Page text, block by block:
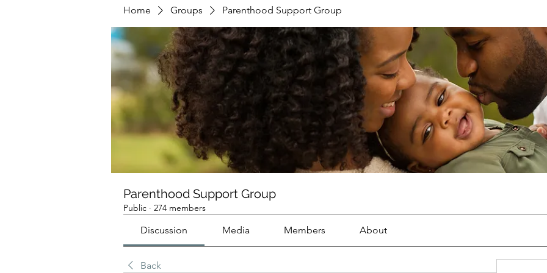
Home Groups Parenthood Support Group
Parenthood Support Group
Public · 274 members
Discussion Media Members About
Back